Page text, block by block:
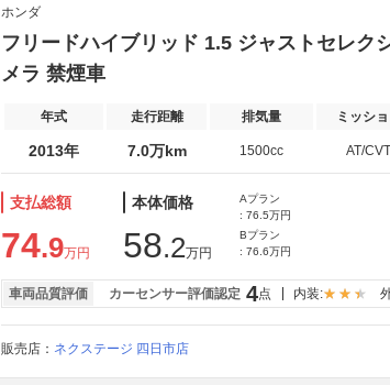
ホンダ
フリードハイブリッド 1.5 ジャストセレク
メラ 禁煙車
年式 走行距離 排気量 ミッシ
2013年 7.0万km 1500cc AT/CVT
支払総額
74.9万円
本体価格
58.2万円
Aプラン
: 76.5万円
Bプラン
: 76.6万円
車両品質評価 カーセンサー評価認定 4点 内装:
販売店： ネクステージ 四日市店